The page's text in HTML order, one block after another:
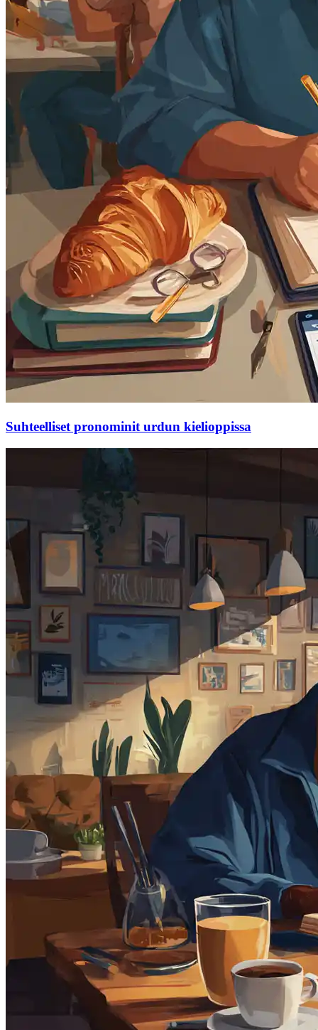
Suhteelliset pronominit urdun kielioppissa